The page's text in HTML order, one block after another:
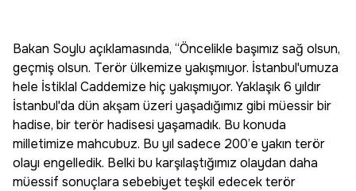
Bakan Soylu açıklamasında, “Öncelikle başımız sağ olsun,
geçmiş olsun. Terör ülkemize yakışmıyor. İstanbul'umuza
hele İstiklal Caddemize hiç yakışmıyor. Yaklaşık 6 yıldır
İstanbul'da dün akşam üzeri yaşadığımız gibi müessir bir
hadise, bir terör hadisesi yaşamadık. Bu konuda
milletimize mahcubuz. Bu yıl sadece 200’e yakın terör
olayı engelledik. Belki bu karşılaştığımız olaydan daha
müessif sonuçlara sebebiyet teşkil edecek terör